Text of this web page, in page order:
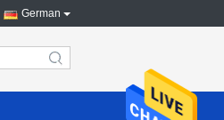
German
search